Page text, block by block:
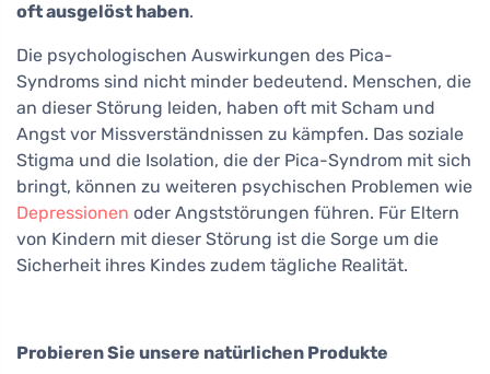
oft ausgelöst haben.
Die psychologischen Auswirkungen des Pica-
Syndroms sind nicht minder bedeutend. Menschen, die
an dieser Störung leiden, haben oft mit Scham und
Angst vor Missverständnissen zu kämpfen. Das soziale
Stigma und die Isolation, die der Pica-Syndrom mit sich
bringt, können zu weiteren psychischen Problemen wie
Depressionen oder Angststörungen führen. Für Eltern
von Kindern mit dieser Störung ist die Sorge um die
Sicherheit ihres Kindes zudem tägliche Realität.
Probieren Sie unsere natürlichen Produkte